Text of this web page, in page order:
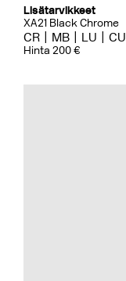
Lisätarvikkeet
XA21 Black Chrome
CR MB LU CU
Hinta 200 €